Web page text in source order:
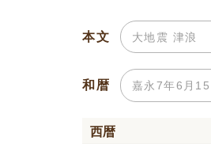
本文
和暦
西暦